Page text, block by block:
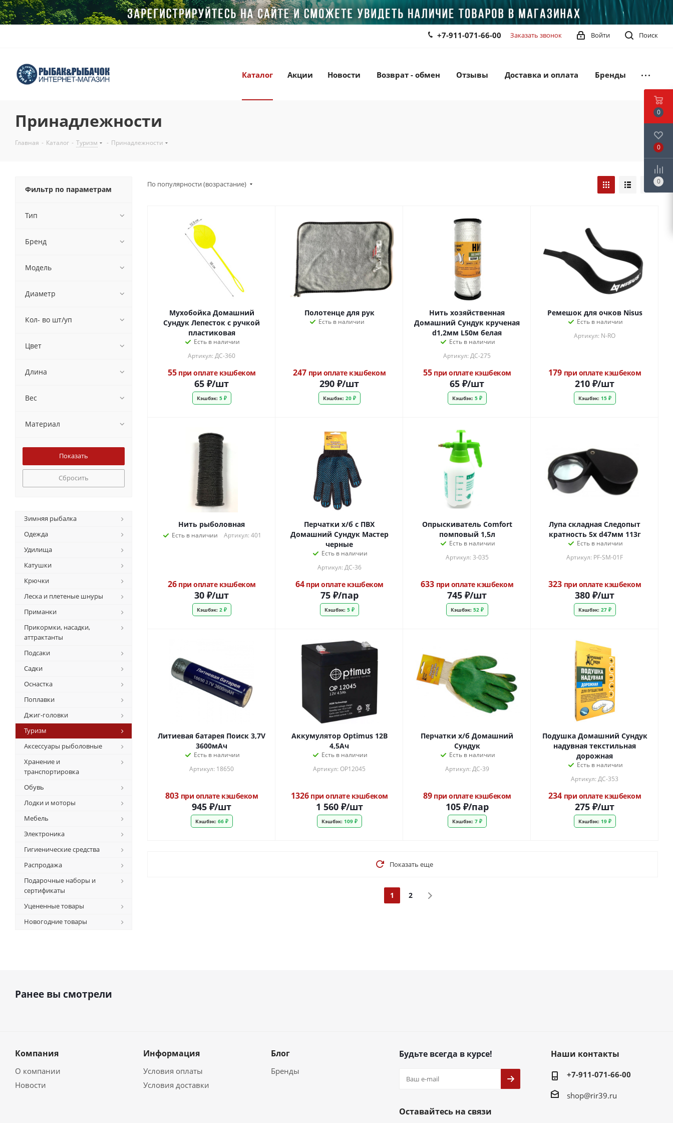
Поиск
Войти
+7-911-071-66-00 Заказать звонок
Каталог Акции Новости Возврат - обмен Отзывы Доставка и оплата Бренды
Принадлежности
Главная - Каталог - Туризм - Принадлежности
По популярности (возрастание)
Мухобойка Домашний
Сундук Лепесток с ручкой
пластиковая
Есть в наличии
Артикул: ДС-360
55при оплате кэшбеком
65 ₽/шт
Кэшбэк:5 ₽
Полотенце для рук
Есть в наличии
247 при оплате кэшбеком
290 ₽/шт
Кэшбэк:20 ₽
Нить хозяйственная
Домашний Сундук крученая
d1,2мм L50м белая
Есть в наличии
Артикул: ДС-275
55при оплате кэшбеком
65 ₽/шт
Кэшбэк:5 ₽
Ремешок для очков Nisus
Есть в наличии
Артикул: N-RO
179 при оплате кэшбеком
210 ₽/шт
Кэшбэк:15 ₽
Нить рыболовная
Есть в наличии Артикул: 401
26при оплате кэшбеком
30 ₽/шт
Кэшбэк:2 ₽
Перчатки х/б с ПВХ
Домашний Сундук Мастер
черные
Есть в наличии
Артикул: ДС-36
64при оплате кэшбеком
75₽/пар
Кэшбэк:5 ₽
Опрыскиватель Comfort
помповый 1,5л
Есть в наличии
Артикул: 3-035
633 при оплате кэшбеком
745 ₽/шт
Кэшбэк:52 ₽
Лупа складная Следопыт
кратность 5х d47мм 113г
Есть в наличии
Артикул: PF-SM-01F
323 при оплате кэшбеком
380 ₽/шт
Кэшбэк:27 ₽
Литиевая батарея Поиск 3,7V
3600мАч
Есть в наличии
Артикул: 18650
803 при оплате кэшбеком
945 ₽/шт
Кэшбэк:66 ₽
Аккумулятор Optimus 12В
4,5Ач
Есть в наличии
Артикул: OP12045
1326при оплате кэшбеком
1 560₽/шт
Кэшбэк:109 ₽
Перчатки х/б Домашний
Сундук
Есть в наличии
Артикул: ДС-39
89при оплате кэшбеком
105₽/пар
Кэшбэк:7 ₽
Подушка Домашний Сундук
надувная текстильная
дорожная
Есть в наличии
Артикул: ДС-353
234 при оплате кэшбеком
275 ₽/шт
Кэшбэк:19 ₽
Показать еще
1 2
Фильтр по параметрам
Тип
Бренд
Модель
Диаметр
Кол- во шт/уп
Цвет
Длина
Вес
Материал
Сбросить
Зимняя рыбалка
Одежда
Удилища
Катушки
Крючки
Леска и плетеные шнуры
Приманки
Прикормки, насадки,
аттрактанты
Подсаки
Садки
Оснастка
Поплавки
Джиг-головки
Туризм
Аксессуары рыболовные
Хранение и
транспортировка
Обувь
Лодки и моторы
Мебель
Электроника
Гигиенические средства
Распродажа
Подарочные наборы и
сертификаты
Уцененные товары
Новогодние товары
Ранее вы смотрели
Компания
О компании
Новости
Информация
Условия оплаты
Условия доставки
Блог
Бренды
Будьте всегда в курсе!
Оставайтесь на связи
Наши контакты
+7-911-071-66-00
shop@rir39.ru
0
0
0